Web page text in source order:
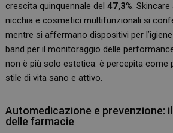
crescita quinquennale del47,3%.
nicchia e cosmetici multifunzionali si
mentre si affermano dispositivi per
band per il monitoraggio delle
non è più solo estetica: è percepita come
stile di vita sano e attivo.
Automedicazione e prevenzione:
delle farmacie